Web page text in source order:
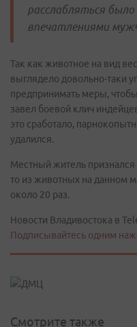
расслабляться
впечатлениями
Так как животное на вид
выглядело довольно-таки
предпринимать меры,
завел боевой клич
это сработало,
удалился.
Местный житель признался
то из животных на данном
около 20 раз.
Новости Владивостока в
Подписывайтесь одним
Смотрите также